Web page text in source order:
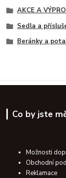
AKCE A
Sedla a
Beránky a
Co by jste
Možnosti
Obchodní
Reklamace